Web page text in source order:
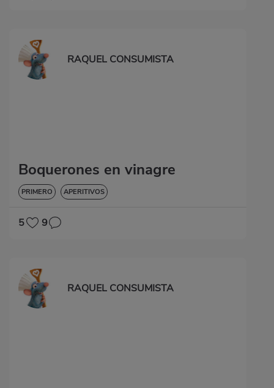
RAQUEL CONSUMISTA
Boquerones en vinagre
PRIMERO APERITIVOS
5 9
RAQUEL CONSUMISTA